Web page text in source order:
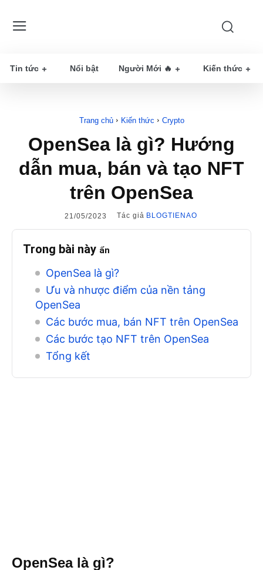
Tin tức Nổi bật Người Mới 🔥 Kiến thức
Trang chủ Kiến thức Crypto
OpenSea là gì? Hướng
dẫn mua, bán và tạo NFT
trên OpenSea
21/05/2023 Tác giả BLOGTIENAO
Trong bài này ẩn
OpenSea là gì?
Ưu và nhược điểm của nền tảng
OpenSea
Các bước mua, bán NFT trên OpenSea
Các bước tạo NFT trên OpenSea
Tổng kết
OpenSea là gì?